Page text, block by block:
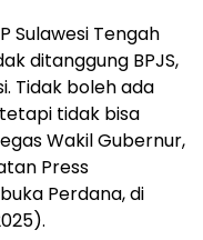
Sulawesi Tengah
ditanggung BPJS,
Tidak boleh ada
tidak bisa
Wakil Gubernur,
Press
Perdana, di